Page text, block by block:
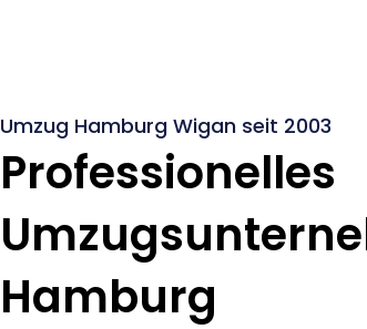
Umzug Hamburg Wigan seit 2003
Professionelles
Hamburg